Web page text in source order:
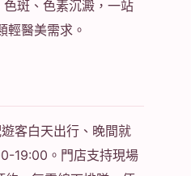
斑、色素沉澱，一站
輕醫美需求。
客白天出行、晚間就
19:00。門店支持現場